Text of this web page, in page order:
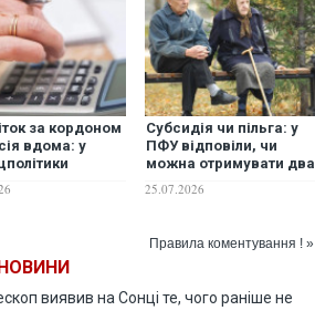
за кордоном
вдома: у
Субсидія чи пільга: у
ПФУ відповіли, чи
можна отримувати два
одночасно
25.07.2026
Правила коментування ! »
виявив на Сонці те, чого раніше не